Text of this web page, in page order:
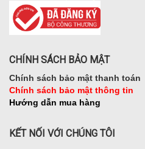
CHÍNH SÁCH BẢO MẬT
Chính sách bảo mật thanh toán
Chính sách bảo mật thông tin
Hướng dẫn mua hàng
KẾT NỐI VỚI CHÚNG TÔI